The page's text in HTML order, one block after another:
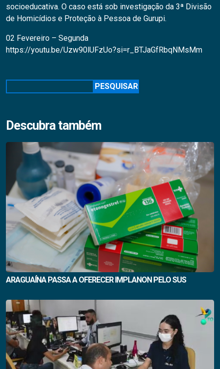
socioeducativa. O caso está sob investigação da 3ª Divisão
de Homicídios e Proteção à Pessoa de Gurupi.
02 Fevereiro – Segunda
https://youtu.be/Uzw90lUFzUo?si=r_BTJaGfRbqNMsMm
PESQUISAR
Descubra também
ARAGUAÍNA PASSA A OFERECER IMPLANON PELO SUS